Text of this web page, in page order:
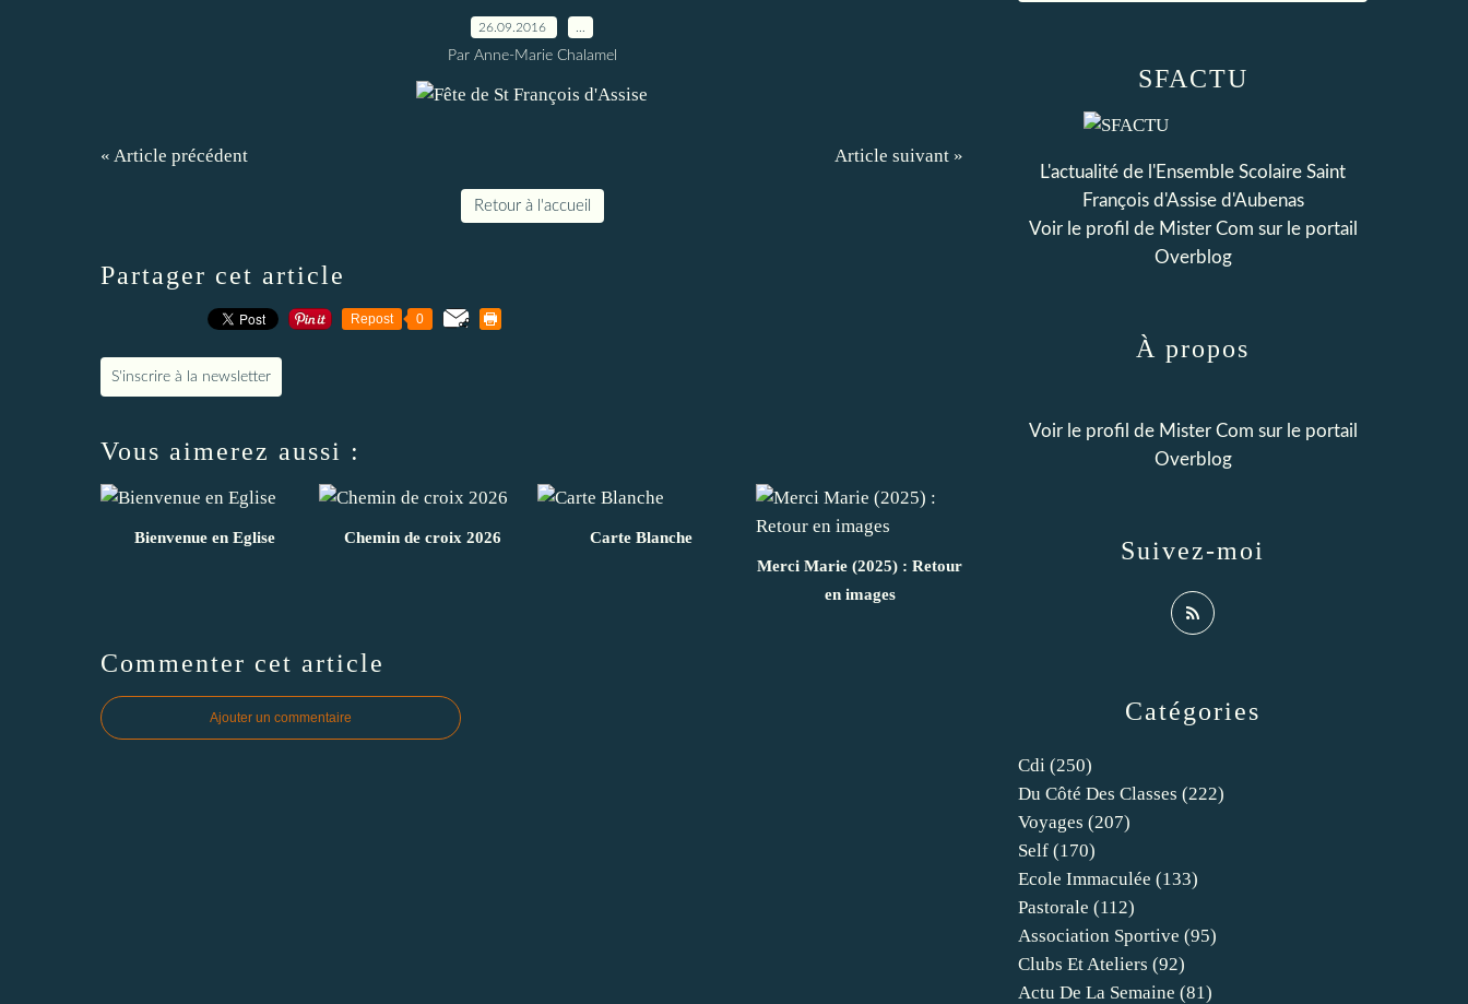
26.09.2016
Par Anne-Marie Chalamel
« Article précédent Article suivant »
Retour à l'accueil
Partager cet article
Repost 0
S'inscrire à la newsletter
Vous aimerez aussi :
Bienvenue en Eglise Chemin de croix 2026
Carte Blanche
Merci Marie (2025) : Retour
en images
Commenter cet article
Ajouter un commentaire Catégories
Cdi (250)
Du Côté Des Classes (222)
Voyages (207)
Self (170)
Ecole Immaculée (133)
Pastorale (112)
Association Sportive (95)
Clubs Et Ateliers (92)
Actu De La Semaine (81)
SFACTU
L'actualité de l'Ensemble Scolaire Saint
François d'Assise d'Aubenas
Voir le profil de Mister Com sur le portail
Overblog
Suivez-moi
À propos
Voir le profil de Mister Com sur le portail
Overblog